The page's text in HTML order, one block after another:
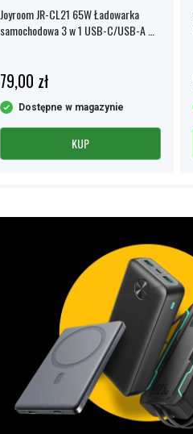
Joyroom JR-CL21 65W Ładowarka
samochodowa 3 w 1 USB-C/USB-A –
79,00 zł
Dostępne w magazynie
KUP